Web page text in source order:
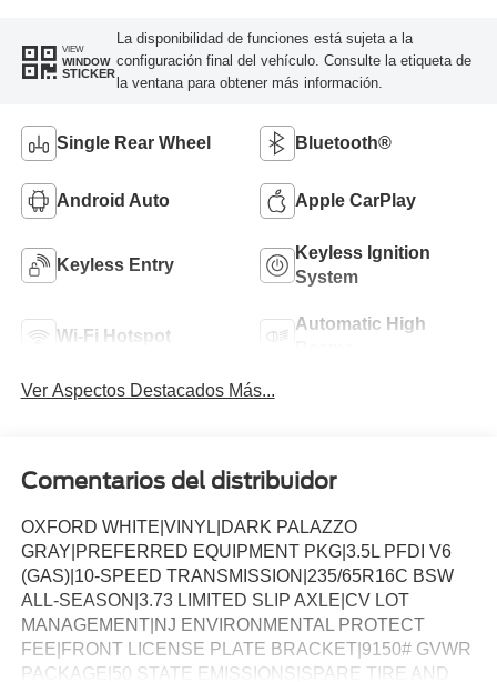
VIEW
WINDOW
STICKER
La disponibilidad de funciones está sujeta a la
configuración final del vehículo. Consulte la etiqueta de
la ventana para obtener más información.
Single Rear Wheel Bluetooth®
Android Auto Apple CarPlay
Keyless Entry
Keyless Ignition
System
Wi-Fi Hotspot
Automatic High
Ver Aspectos Destacados Más...
Comentarios del distribuidor
OXFORD WHITE|VINYL|DARK PALAZZO
GRAY|PREFERRED EQUIPMENT PKG|3.5L PFDI V6
(GAS)|10-SPEED TRANSMISSION|235/65R16C BSW
ALL-SEASON|3.73 LIMITED SLIP AXLE|CV LOT
MANAGEMENT|NJ ENVIRONMENTAL PROTECT
FEE|FRONT LICENSE PLATE BRACKET|9150# GVWR
PACKAGE|50 STATE EMISSIONS|SPARE TIRE AND